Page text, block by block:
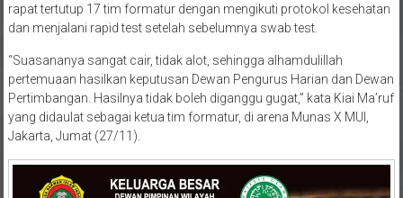
dan menjalani rapid test setelah sebelumnya swab test.
pertemuaan hasilkan keputusan Dewan Pengurus Harian dan Dewan
Pertimbangan. Hasilnya tidak boleh diganggu gugat,” kata Kiai Ma’ruf
yang didaulat sebagai ketua tim formatur, di arena Munas X MUI,
Jakarta, Jumat (27/11).